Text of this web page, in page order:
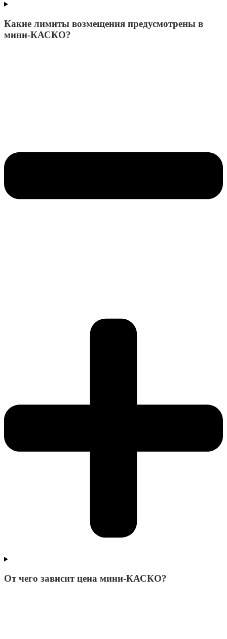
Какие лимиты возмещения предусмотрены в
мини-КАСКО?
От чего зависит цена мини-КАСКО?